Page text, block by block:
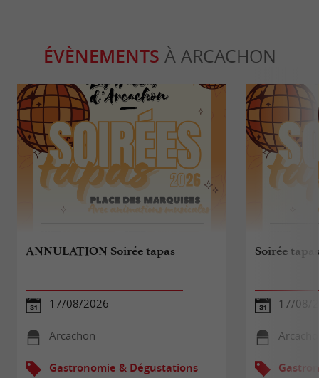
ÉVÈNEMENTS À ARCACHON
ANNULATION Soirée tapas
17/08/2026
Arcachon
Gastronomie & Dégustations
Soirée
17/08/